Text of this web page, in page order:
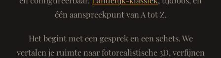
één aanspreekpunt van A tot Z.
Het begint met een gesprek en een schets. We
vertalen je ruimte naar fotorealistische 3D, verfijnen